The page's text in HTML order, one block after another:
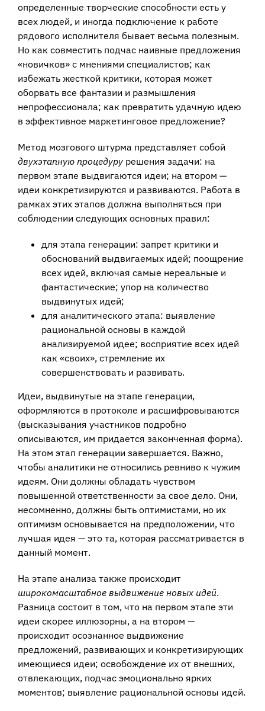
определенные творческие способности есть у
всех людей, и иногда подключение к работе
рядового исполнителя бывает весьма полезным.
Но как совместить подчас наивные предложения
«новичков» с мнениями специалистов; как
избежать жесткой критики, которая может
оборвать все фантазии и размышления
непрофессионала; как превратить удачную идею
в эффективное маркетинговое предложение?
Метод мозгового штурма представляет собой
двухэтапную процедуру решения задачи: на
первом этапе выдвигаются идеи; на втором —
идеи конкретизируются и развиваются. Работа в
рамках этих этапов должна выполняться при
соблюдении следующих основных правил:
для этапа генерации: запрет критики и
обоснований выдвигаемых идей; поощрение
всех идей, включая самые нереальные и
фантастические; упор на количество
выдвинутых идей;
для аналитического этапа: выявление
рациональной основы в каждой
анализируемой идее; восприятие всех идей
как «своих», стремление их
совершенствовать и развивать.
Идеи, выдвинутые на этапе генерации,
оформляются в протоколе и расшифровываются
(высказывания участников подробно
описываются, им придается законченная форма).
На этом этап генерации завершается. Важно,
чтобы аналитики не относились ревниво к чужим
идеям. Они должны обладать чувством
повышенной ответственности за свое дело. Они,
несомненно, должны быть оптимистами, но их
оптимизм основывается на предположении, что
лучшая идея — это та, которая рассматривается в
данный момент.
На этапе анализа также происходит
широкомасштабное выдвижение новых идей.
Разница состоит в том, что на первом этапе эти
идеи скорее иллюзорны, а на втором —
происходит осознанное выдвижение
предложений, развивающих и конкретизирующих
имеющиеся идеи; освобождение их от внешних,
отвлекающих, подчас эмоционально ярких
моментов; выявление рациональной основы идей.